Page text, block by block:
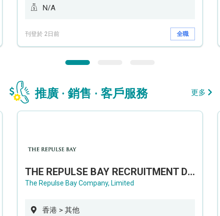
N/A
刊登於 2日前 全職
推廣 · 銷售 · 客戶服務 更多
THE REPULSE BAY RECRUITMENT DAY 淺水灣影灣園人才招聘會
The Repulse Bay Company, Limited
香港 > 其他